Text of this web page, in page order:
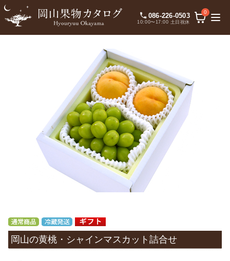
086-226-0503
10:00〜17:00 土日祝休
0
岡山の黄桃・シャインマスカット詰合せ